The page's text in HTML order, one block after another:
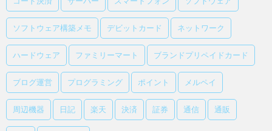
ソフトウェア構築メモ デビットカード ネットワーク
ハードウェア ファミリーマート ブランドプリペイドカード
ブログ運営 プログラミング ポイント メルペイ
周辺機器 日記 楽天 決済 証券 通信 通販